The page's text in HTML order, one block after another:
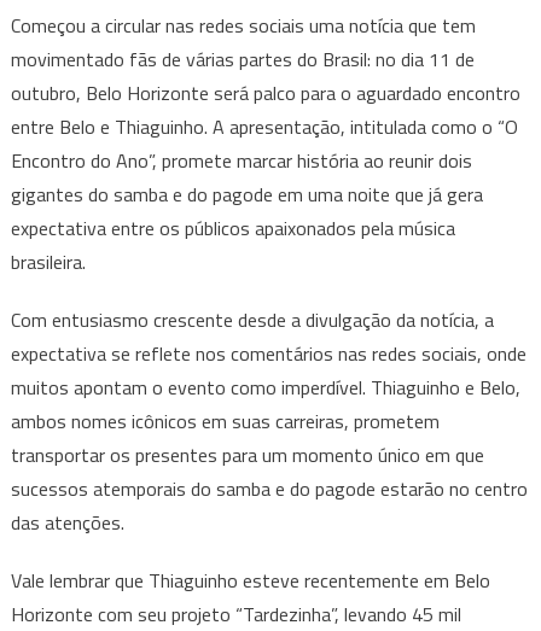
Começou a circular nas redes sociais uma notícia que tem
movimentado fãs de várias partes do Brasil: no dia 11 de
outubro, Belo Horizonte será palco para o aguardado encontro
entre Belo e Thiaguinho. A apresentação, intitulada como o “O
Encontro do Ano”, promete marcar história ao reunir dois
gigantes do samba e do pagode em uma noite que já gera
expectativa entre os públicos apaixonados pela música
brasileira.
Com entusiasmo crescente desde a divulgação da notícia, a
expectativa se reflete nos comentários nas redes sociais, onde
muitos apontam o evento como imperdível. Thiaguinho e Belo,
ambos nomes icônicos em suas carreiras, prometem
transportar os presentes para um momento único em que
sucessos atemporais do samba e do pagode estarão no centro
das atenções.
Vale lembrar que Thiaguinho esteve recentemente em Belo
Horizonte com seu projeto “Tardezinha”, levando 45 mil